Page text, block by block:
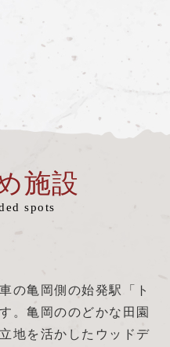
施設
spots
の亀岡側の始発駅「ト
。亀岡ののどかな田園
地を活かしたウッドデ